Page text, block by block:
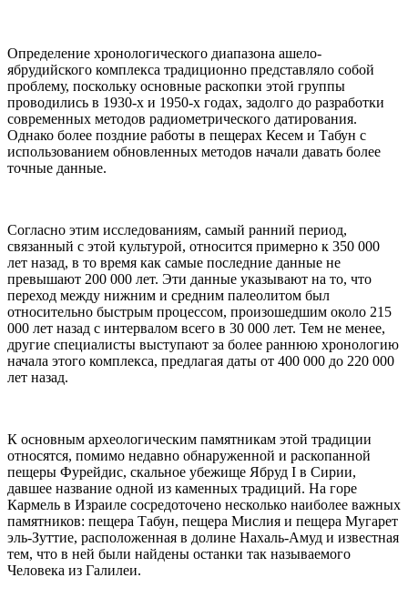
Определение хронологического диапазона ашело-
ябрудийского комплекса традиционно представляло собой
проблему, поскольку основные раскопки этой группы
проводились в 1930-х и 1950-х годах, задолго до разработки
современных методов радиометрического датирования.
Однако более поздние работы в пещерах Кесем и Табун с
использованием обновленных методов начали давать более
точные данные.
Согласно этим исследованиям, самый ранний период,
связанный с этой культурой, относится примерно к 350 000
лет назад, в то время как самые последние данные не
превышают 200 000 лет. Эти данные указывают на то, что
переход между нижним и средним палеолитом был
относительно быстрым процессом, произошедшим около 215
000 лет назад с интервалом всего в 30 000 лет. Тем не менее,
другие специалисты выступают за более раннюю хронологию
начала этого комплекса, предлагая даты от 400 000 до 220 000
лет назад.
К основным археологическим памятникам этой традиции
относятся, помимо недавно обнаруженной и раскопанной
пещеры Фурейдис, скальное убежище Ябруд I в Сирии,
давшее название одной из каменных традиций. На горе
Кармель в Израиле сосредоточено несколько наиболее важных
памятников: пещера Табун, пещера Мислия и пещера Мугарет
эль-Зуттие, расположенная в долине Нахаль-Амуд и известная
тем, что в ней были найдены останки так называемого
Человека из Галилеи.